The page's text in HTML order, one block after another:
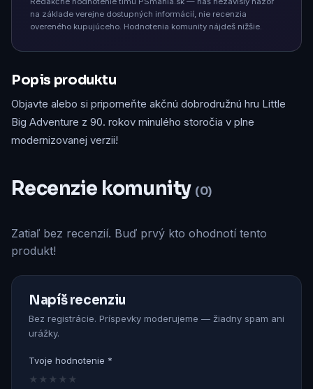
na základe verejne dostupných informácií, nie recenzia
overeného kupujúceho. Hodnotenia komunity nájdeš nižšie.
Popis produktu
Objavte alebo si pripomeňte akčnú dobrodružnú hru Little
Big Adventure z 90. rokov minulého storočia v plne
modernizovanej verzii!
Recenzie komunity (0)
Zatiaľ bez recenzií. Buď prvý kto ohodnotí tento
produkt!
Napíš recenziu
Bez registrácie. Príspevky moderujeme — žiadny spam ani
urážky.
Tvoje hodnotenie *
★
★
★
★
★